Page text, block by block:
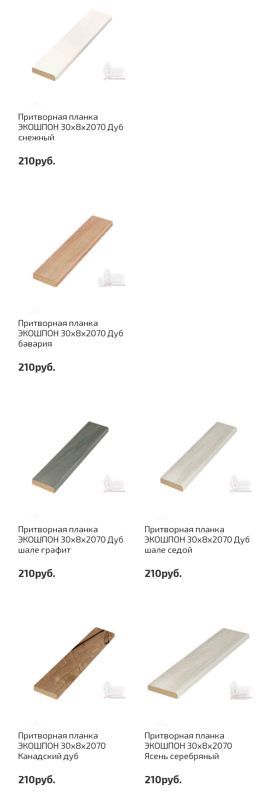
Притворная планка
ЭКОШПОН 30х8х2070 Дуб
снежный
210руб.
Притворная планка
ЭКОШПОН 30х8х2070 Дуб
бавария
210руб.
Притворная планка
ЭКОШПОН 30х8х2070 Дуб
шале графит
210руб.
Притворная планка
ЭКОШПОН 30х8х2070 Дуб
шале седой
210руб.
Притворная планка
ЭКОШПОН 30х8х2070
Канадский дуб
210руб.
Притворная планка
ЭКОШПОН 30х8х2070
Ясень серебряный
210руб.